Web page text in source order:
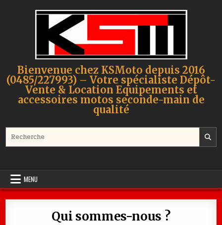
Bienvenue chez KSMoto depuis 2016
(0485/227993) – Votre spécialiste Dépôt-
Vente & Location Equipements et
accessoires motos seconde-main de
qualité
MENU
Qui sommes-nous ?